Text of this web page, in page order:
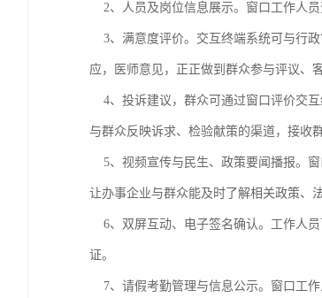
2、人员及岗位信息展示。窗口工作人员
3、满意度评价。交互终端系统可与行
应，医师意见，正正做到群众参与评议、
4、投诉建议，群众可通过窗口评价交
与群众反映诉求、检验献策的渠道，接收
5、视频宣传与民生、政策要闻播报。窗
让办事企业与群众能及时了解相关政策、
6、双屏互动、电子签名确认。工作人
证。
7、请假考勤管理与信息公示。窗口工